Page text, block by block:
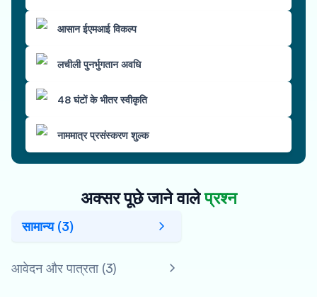
आसान ईएमआई विकल्प
लचीली पुनर्भुगतान अवधि
48 घंटों के भीतर स्वीकृति
नाममात्र प्रसंस्करण शुल्क
अक्सर पूछे जाने वालेप्रश्न
सामान्य (3)
आवेदन और पात्रता (3)